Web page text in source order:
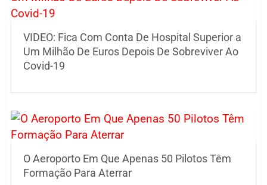
VIDEO: Fica Com Conta De Hospital Superior a
Um Milhão De Euros Depois De Sobreviver Ao
Covid-19
O Aeroporto Em Que Apenas 50 Pilotos Têm
Formação Para Aterrar